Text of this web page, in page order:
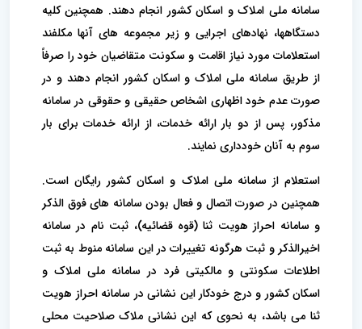
سامانه ملی املاک و اسکان کشور انجام دهند. همچنین کلیه
دستگاهها، نهادهای اجرایی و زیر مجموعه های آنها مکلفند
استعلامات مورد نیاز اقامت و سکونت متقاضیان خود را صرفاً
از طریق سامانه ملی املاک و اسکان کشور انجام دهند و در
صورت عدم خود اظهاری اشخاص حقیقی و حقوقی در سامانه
مذکور، پس از دو بار ارائه خدمات، از ارائه خدمات برای بار
سوم به آنان خودداری نمایند.
استعلام از سامانه ملی املاک و اسکان کشور رایگان است.
همچنین در صورت اتصال و فعال بودن سامانه های فوق الذکر
و سامانه احراز هویت ثنا (قوه قضائیه)، ثبت نام در سامانه
اخیرالذکر و ثبت هرگونه تغییرات در این سامانه منوط به ثبت
اطلاعات سکونتی و مالکیتی فرد در سامانه ملی املاک و
اسکان کشور و درج خودکار این نشانی در سامانه احراز هویت
ثنا می باشد، به نحوی که این نشانی ملاک صلاحیت محلی